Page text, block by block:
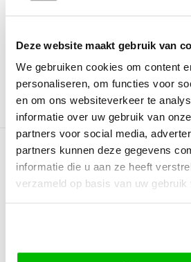
Deze website maakt gebruik van
We gebruiken cookies om content
personaliseren, om functies voor
en om ons websiteverkeer te
informatie over uw gebruik van
partners voor social media,
partners kunnen deze gegevens
informatie die u aan ze heeft
verzameld op basis van uw gebruik
Vergelijk
49,95
69,95
Laagpolig Vloerkleed